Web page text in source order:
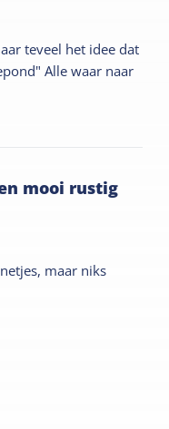
teveel het idee dat
Alle waar naar
mooi rustig
maar niks